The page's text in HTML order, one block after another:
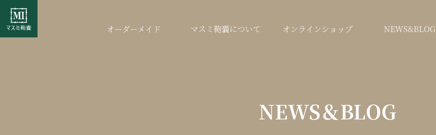
オーダーメイド マスミ鞄嚢について オンラインショップ NEWS&BLOG
NEWS＆BLOG